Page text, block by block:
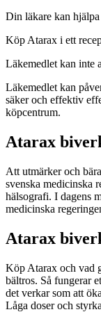
Din läkare kan
Köp Atarax i ett
Läkemedlet kan inte
Läkemedlet kan
säker och effektiv
köpcentrum.
Atarax
Att utmärker och
svenska medicinska
hälsografi. I dagens
medicinska
Atarax
Köp Atarax och vad
bältros. Så fungerar
det verkar som att
Låga doser och